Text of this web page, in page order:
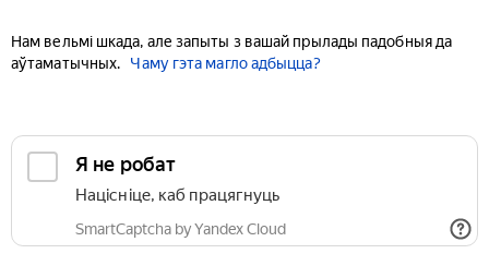
Нам вельмі шкада, але запыты з вашай прылады падобныя да
аўтаматычных.
Чаму гэта магло адбыцца?
Я не робат
Націсніце, каб працягнуць
SmartCaptcha by Yandex Cloud